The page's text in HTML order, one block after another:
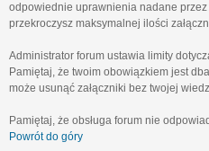
odpowiednie uprawnienia nadane przez
przekroczysz maksymalnej ilości
Administrator forum ustawia limity
Pamiętaj, że twoim obowiązkiem jest
może usunąć załączniki bez twojej
Pamiętaj, że obsługa forum nie
Powrót do góry